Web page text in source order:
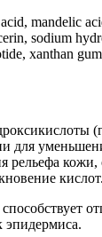
mandelic
sodium
xanthan
для
рельефа кожи,
кислот.
эпидермиса.